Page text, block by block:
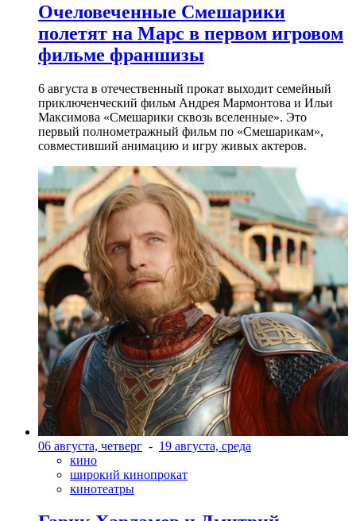
Очеловеченные Смешарики
полетят на Марс в первом игровом
фильме франшизы
6 августа в отечественный прокат выходит семейный
приключенческий фильм Андрея Мармонтова и Ильи
Максимова «Смешарики сквозь вселенные». Это
первый полнометражный фильм по «Смешарикам»,
совместивший анимацию и игру живых актеров.
06 августа, четверг - 19 августа, среда
кино
широкий кинопрокат
кинотеатры